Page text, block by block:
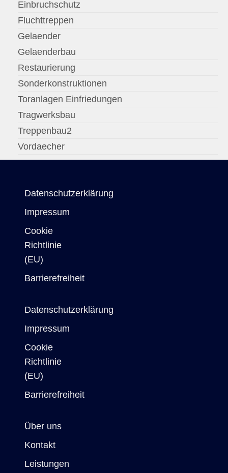
Einbruchschutz
Fluchttreppen
Gelaender
Gelaenderbau
Restaurierung
Sonderkonstruktionen
Toranlagen Einfriedungen
Tragwerksbau
Treppenbau2
Vordaecher
Datenschutzerklärung
Impressum
Cookie
Richtlinie
(EU)
Barrierefreiheit
Datenschutzerklärung
Impressum
Cookie
Richtlinie
(EU)
Barrierefreiheit
Über uns
Kontakt
Leistungen